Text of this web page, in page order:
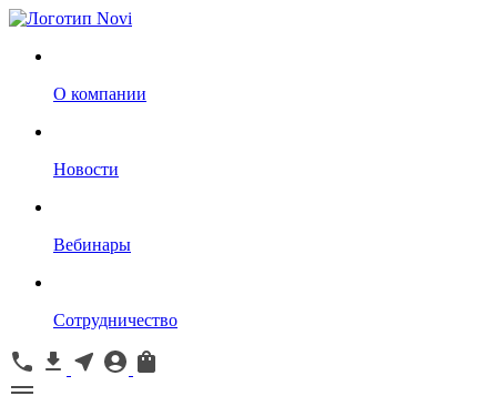
О компании
Новости
Вебинары
Сотрудничество